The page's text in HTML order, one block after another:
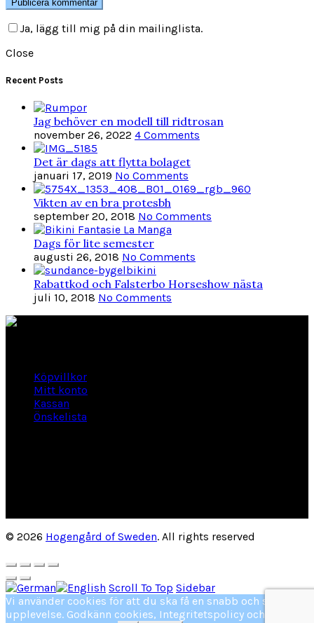
Ja, lägg till mig på din mailinglista.
Close
Recent Posts
Jag behöver en modell till ridtrosan
november 26, 2022 4 Comments
Det är dags att flytta bolaget
januari 17, 2019 No Comments
Vikten av en bra protesbh
september 20, 2018 No Comments
Dags för lite semester
augusti 26, 2018 No Comments
Rabattkod och Falsterbo Horseshow nästa
juli 10, 2018 No Comments
Köpvillkor
Mitt konto
Kassan
Önskelista
© 2026 Hogengård of Sweden. All rights reserved
Scroll To Top Sidebar
Vi använder cookies för att du ska få en snabb och smidig
upplevelse. Godkänn cookies, Integritetspolicy och